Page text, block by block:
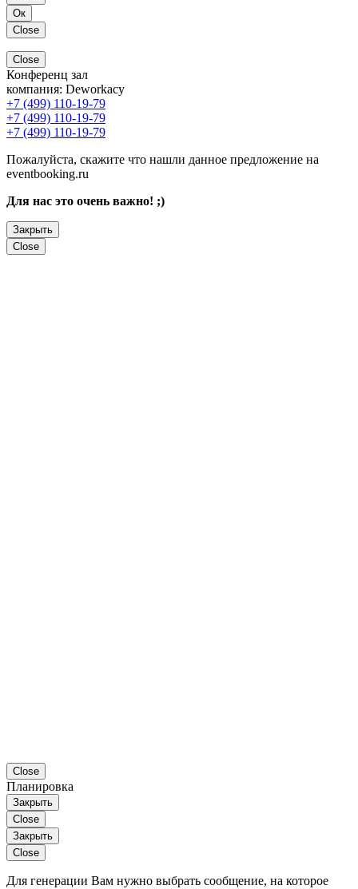
Ок
Close
Close
Конференц зал
компания: Deworkacy
+7 (499) 110-19-79
+7 (499) 110-19-79
+7 (499) 110-19-79
Пожалуйста, скажите что нашли данное предложение на
eventbooking.ru
Для нас это очень важно! ;)
Закрыть
Close
Close
Планировка
Закрыть
Close
Закрыть
Close
Для генерации Вам нужно выбрать сообщение, на которое